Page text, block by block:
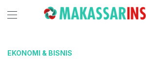
EKONOMI & BISNIS